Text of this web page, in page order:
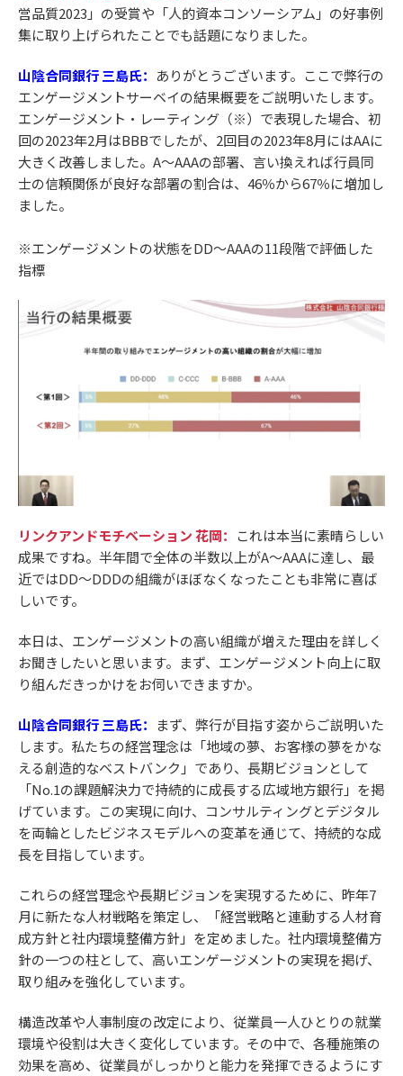
営品質2023」の受賞や「人的資本コンソーシアム」の好事例
集に取り上げられたことでも話題になりました。
山陰合同銀行 三島氏： ありがとうございます。ここで弊行の
エンゲージメントサーベイの結果概要をご説明いたします。
エンゲージメント・レーティング（※）で表現した場合、初
回の2023年2月はBBBでしたが、2回目の2023年8月にはAAに
大きく改善しました。A〜AAAの部署、言い換えれば行員同
士の信頼関係が良好な部署の割合は、46％から67％に増加し
ました。
※エンゲージメントの状態をDD〜AAAの11段階で評価した
指標
リンクアンドモチベーション 花岡： これは本当に素晴らしい
成果ですね。半年間で全体の半数以上がA〜AAAに達し、最
近ではDD〜DDDの組織がほぼなくなったことも非常に喜ば
しいです。
本日は、エンゲージメントの高い組織が増えた理由を詳しく
お聞きしたいと思います。まず、エンゲージメント向上に取
り組んだきっかけをお伺いできますか。
山陰合同銀行 三島氏：
まず、弊行が目指す姿からご説明いた
します。私たちの経営理念は「地域の夢、お客様の夢をかな
える創造的なベストバンク」であり、長期ビジョンとして
「No.1の課題解決力で持続的に成長する広域地方銀行」を掲
げています。この実現に向け、コンサルティングとデジタル
を両輪としたビジネスモデルへの変革を通じて、持続的な成
長を目指しています。
これらの経営理念や長期ビジョンを実現するために、昨年7
月に新たな人材戦略を策定し、「経営戦略と連動する人材育
成方針と社内環境整備方針」を定めました。社内環境整備方
針の一つの柱として、高いエンゲージメントの実現を掲げ、
取り組みを強化しています。
構造改革や人事制度の改定により、従業員一人ひとりの就業
環境や役割は大きく変化しています。その中で、各種施策の
効果を高め、従業員がしっかりと能力を発揮できるようにす